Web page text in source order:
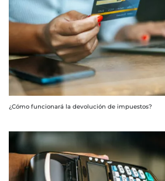
¿Cómo funcionará la devolución de impuestos?